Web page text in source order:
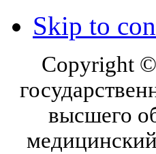
Skip to
Copyright
высшего